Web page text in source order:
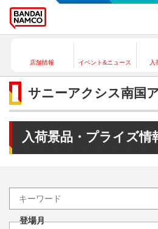
店舗情報 イベント&ニュース 入
サニーアクシス南国
入荷景品・プライズ情
登場月